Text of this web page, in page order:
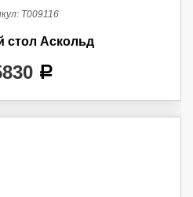
Т009116
стол Аскольд
a